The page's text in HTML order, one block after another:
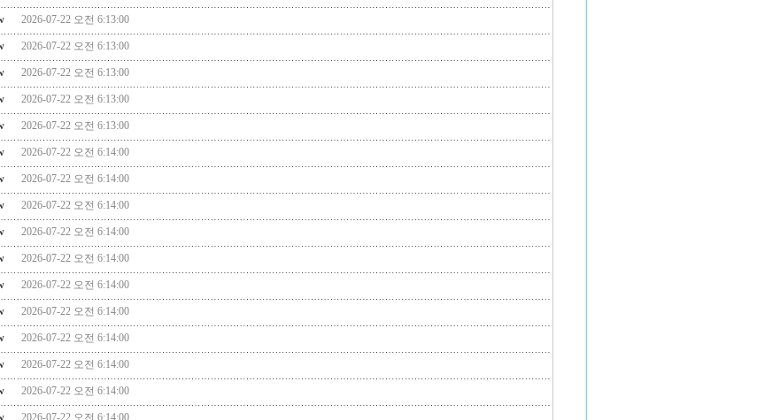
2026-07-22 오전 6:13:00
2026-07-22 오전 6:13:00
2026-07-22 오전 6:13:00
2026-07-22 오전 6:13:00
2026-07-22 오전 6:13:00
2026-07-22 오전 6:14:00
2026-07-22 오전 6:14:00
2026-07-22 오전 6:14:00
2026-07-22 오전 6:14:00
2026-07-22 오전 6:14:00
2026-07-22 오전 6:14:00
2026-07-22 오전 6:14:00
2026-07-22 오전 6:14:00
2026-07-22 오전 6:14:00
2026-07-22 오전 6:14:00
2026-07-22 오전 6:14:00